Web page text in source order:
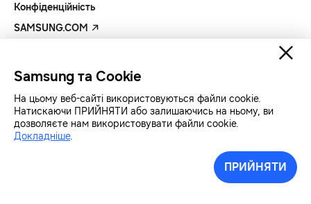
Конфіденційність
SAMSUNG.COM
Samsung та Cookie
На цьому веб-сайті використовуються файли cookie.
Натискаючи ПРИЙНЯТИ або залишаючись на ньому, ви
дозволяєте нам використовувати файли cookie.
Докладніше.
ПРИЙНЯТИ